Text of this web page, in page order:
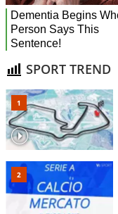
SPORT TREND